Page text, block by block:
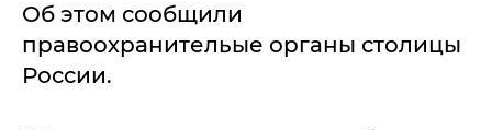
Об этом сообщили
правоохранительые органы столицы
России.